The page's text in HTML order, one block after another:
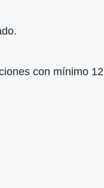
con mínimo